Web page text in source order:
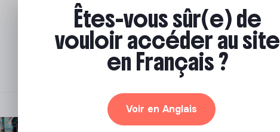
Comment se former à la
transition écologique ?
Marianne Roussel 09 janvier 2024
Êtes-vous sûr(e) de
vouloir accéder au site
en Français ?
Voir en Anglais